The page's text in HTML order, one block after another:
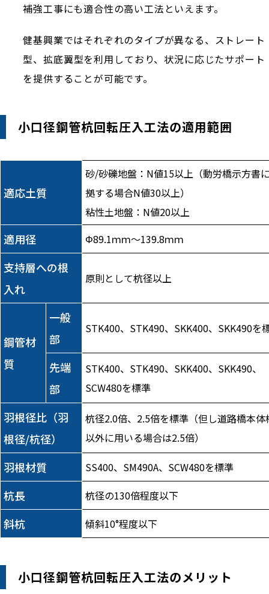
補強工事にも適合性の高い工法といえます。
健基興業ではそれぞれのタイプが異なる、ストレート
型、拡底翼型を利用しており、状況に応じたサポート
を提供することが可能です。
小口径鋼管杭回転圧入工法の適用範囲
適応土質
砂/砂礫地盤：N値15以上（動労橋示方書
拠する場合N値30以上）
粘性土地盤：N値20以上
適用径 Φ89.1ｍｍ～139.8ｍｍ
支持層への根
入れ
原則として杭径以上
鋼管材
質
一般
部
STK400、STK490、SKK400、SKK490を
先端
部
STK400、STK490、SKK400、SKK490、
SCW480を標準
羽根径比（羽
根径/杭径）
杭径2.0倍、2.5倍を標準（但し道路橋本体
以外に用いる場合は2.5倍）
羽根材質 SS400、SM490A、SCW480を標準
杭長 杭径の130倍程度以下
斜杭 傾斜10°程度以下
小口径鋼管杭回転圧入工法のメリット